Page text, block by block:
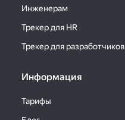
Инженерам
Трекер для HR
Трекер для разработчиков
Информация
Тарифы